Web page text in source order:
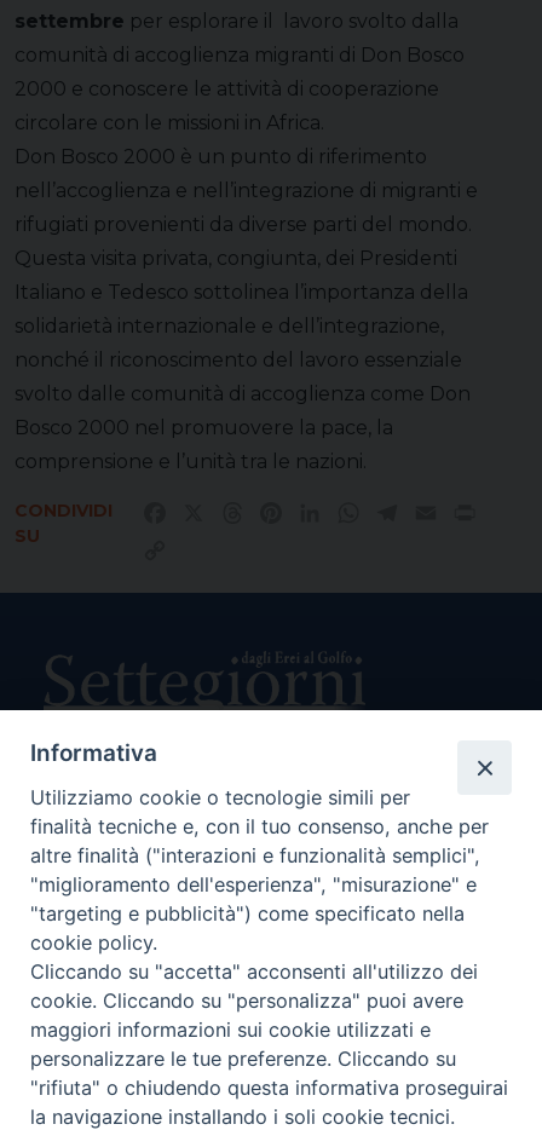
settembre per esplorare il lavoro svolto dalla
comunità di accoglienza migranti di Don Bosco
2000 e conoscere le attività di cooperazione
circolare con le missioni in Africa.
Don Bosco 2000 è un punto di riferimento
nell’accoglienza e nell’integrazione di migranti e
rifugiati provenienti da diverse parti del mondo.
Questa visita privata, congiunta, dei Presidenti
Italiano e Tedesco sottolinea l’importanza della
solidarietà internazionale e dell’integrazione,
nonché il riconoscimento del lavoro essenziale
svolto dalle comunità di accoglienza come Don
Bosco 2000 nel promuovere la pace, la
comprensione e l’unità tra le nazioni.
CONDIVIDI
SU
Direttore Responsabile Giuseppe Rabita
Direttore Amministrativo Salvatore Bruno
Editore e Proprietà Opera di Religione della Diocesi di Piazza
Armerina,
Via Cammarata, 21 – Piazza Armerina
P. I. 01121870867
Autorizzazione Tribunale di Enna n. 113 del 24/2/2007
SEGUICI SU:
CHI SIAMO PRIVACY POLICY
Informativa
Utilizziamo cookie o tecnologie simili per
finalità tecniche e, con il tuo consenso, anche per
altre finalità ("interazioni e funzionalità semplici",
"miglioramento dell'esperienza", "misurazione" e
"targeting e pubblicità") come specificato nella
cookie policy.
Cliccando su "accetta" acconsenti all'utilizzo dei
cookie. Cliccando su "personalizza" puoi avere
maggiori informazioni sui cookie utilizzati e
personalizzare le tue preferenze. Cliccando su
"rifiuta" o chiudendo questa informativa proseguirai
la navigazione installando i soli cookie tecnici.